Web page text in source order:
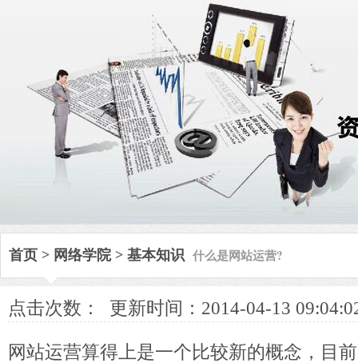
首页 > 网络学院> 基本知识 什么是网站运营?
点击次数： 更新时间：2014-04-13
网站运营算得上是一个比较新的概念，目